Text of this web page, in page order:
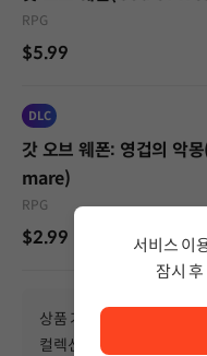
RPG
$5.99
DLC
갓 오브 웨폰: 영겁의
mare)
RPG
$2.99
상품 가격
컬렉션 할인
서비스 이
잠시